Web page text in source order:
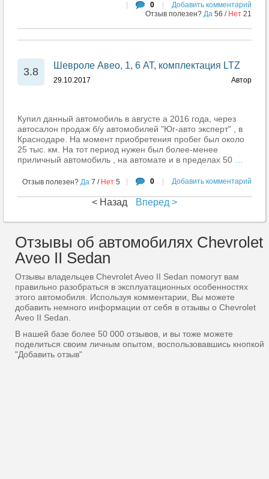
0
Добавить комментарий
Отзыв полезен? Да 56 / Нет 21
3.8
Шевроле Авео, 1, 6 АТ, комплектация LTZ
Автор
29.10.2017
Купил данный автомобиль в августе а 2016 года, через
автосалон продаж б/у автомобилей "Юг-авто эксперт" , в
Краснодаре. На момент приобретения пробег был около
25 тыс. км. На тот период нужен был более-менее
приличный автомобиль , на автомате и в пределах 50
0 Добавить комментарий
Отзыв полезен? Да 7 / Нет 5
< Назад Вперед >
Отзывы об автомобилях Chevrolet
Aveo II Sedan
Отзывы владельцев Chevrolet Aveo II Sedan помогут вам
правильно разобраться в эксплуатационных особенностях
этого автомобиля. Используя комментарии, Вы можете
добавить немного информации от себя в отзывы о Chevrolet
Aveo II Sedan.
В нашей базе более 50 000 отзывов, и вы тоже можете
поделиться своим личным опытом, воспользовавшись кнопкой
"Добавить отзыв"